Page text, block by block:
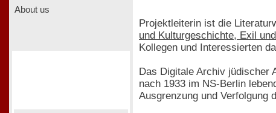
About us
Projektleiterin ist die
und Kulturgeschichte, Exil
Kollegen und Interessierten
Das Digitale Archiv jüdischer
nach 1933 im NS-Berlin
Ausgrenzung und Verfolgung